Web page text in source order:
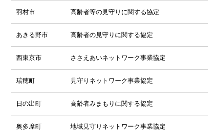
羽村市 高齢者等の見守りに関する協定
あきる野市 高齢者の見守りに関する協定
西東京市 ささえあいネットワーク事業協定
瑞穂町 見守りネットワーク事業協定
日の出町 高齢者みまもりに関する協定
奥多摩町 地域見守りネットワーク事業協定